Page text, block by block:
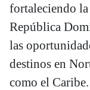
fortaleciendo
República
las
destinos en
como el Caribe.